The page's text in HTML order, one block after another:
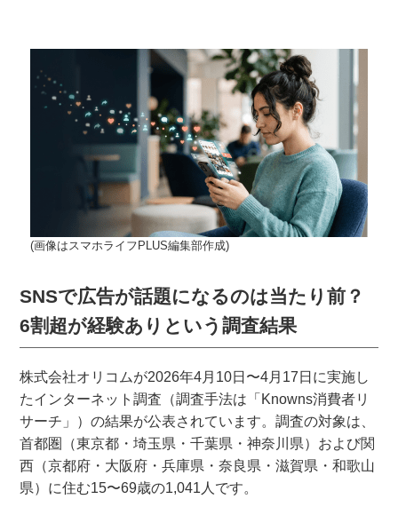
(画像はスマホライフPLUS編集部作成)
SNSで広告が話題になるのは当たり前？
6割超が経験ありという調査結果
株式会社オリコムが2026年4月10日〜4月17日に実施し
たインターネット調査（調査手法は「Knowns消費者リ
サーチ」）の結果が公表されています。調査の対象は、
首都圏（東京都・埼玉県・千葉県・神奈川県）および関
西（京都府・大阪府・兵庫県・奈良県・滋賀県・和歌山
県）に住む15〜69歳の1,041人です。